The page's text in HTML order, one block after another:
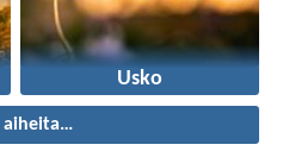
Usko
aiheita…